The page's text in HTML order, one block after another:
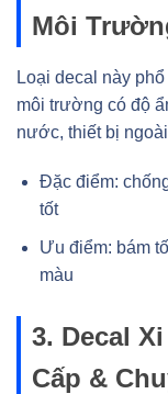
Môi
Loại decal này
môi trường có độ
nước, thiết bị
Đặc điểm:
tốt
Ưu điểm: bám
màu
3. Decal
Cấp &